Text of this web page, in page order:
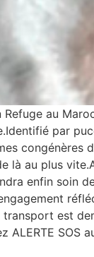
au
par
au plus
enfin soin
est
ALERTE SOS